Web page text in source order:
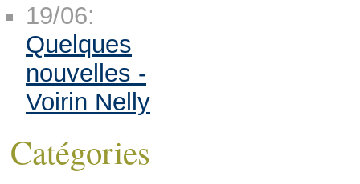
19/06:
Quelques
nouvelles -
Voirin Nelly
Catégories